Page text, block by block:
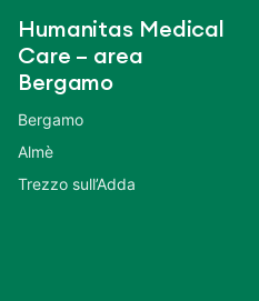
Humanitas Medical
Care – area
Bergamo
Bergamo
Almè
Trezzo sull’Adda